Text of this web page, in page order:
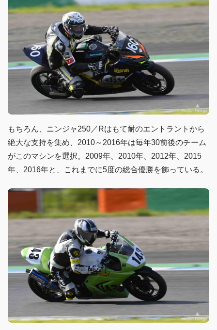
もちろん、ニンジャ250／Rはもて耐のエントラントから
絶大な支持を集め、2010～2016年は毎年30前後のチーム
がこのマシンを選択。2009年、2010年、2012年、2015
年、2016年と、これまでに5度の総合優勝を飾っている。